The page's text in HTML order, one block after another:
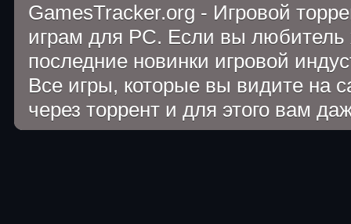
GamesTracker.org - Игровой
играм для PC. Если вы
последние новинки игровой
Все игры, которые вы видите на
через торрент и для этого вам